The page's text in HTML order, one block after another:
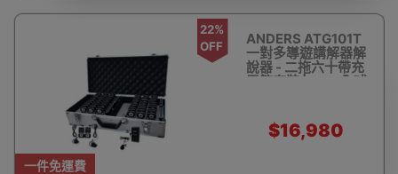
一件免運費
22%
OFF
ANDERS ATG101T
一對多導遊講解器解
說器 - 二拖六十帶充
電箱套裝 | 2.4G全球
器 導覽系統 | 帶團會
議教學 接待翻譯
$16,980